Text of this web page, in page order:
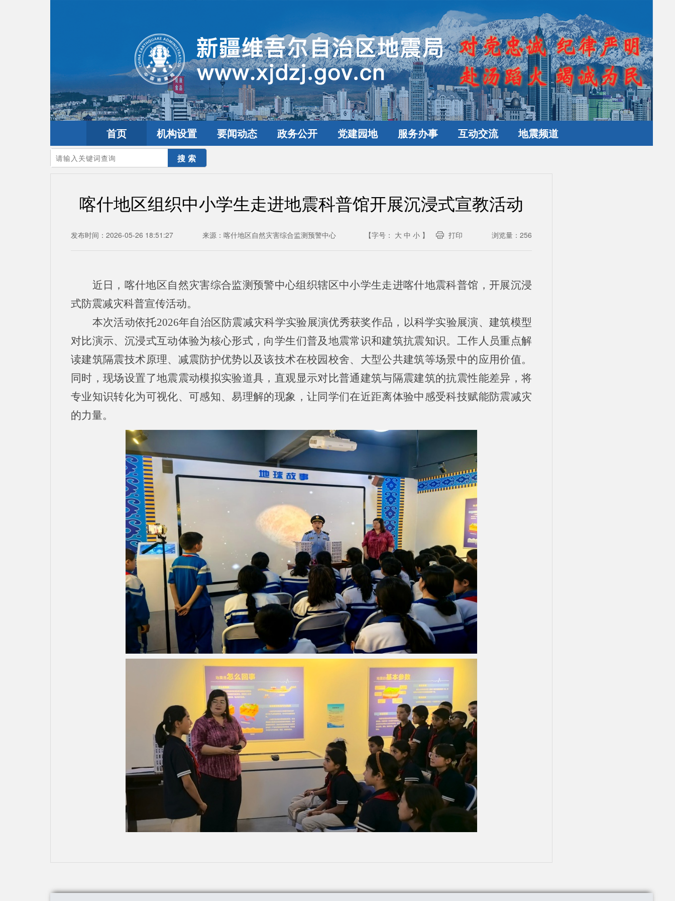
首页 机构设置 要闻动态 政务公开 党建园地 服务办事 互动交流 地震频道
您的当前位置：首页>要闻动态
喀什地区组织中小学生走进地震科普馆开展沉浸式宣教活动
发布时间：2026-05-26 18:51:27 来源： 喀什地区自然灾害综合监测预警中心 【字号： 大 中 小 】 打印 浏览量： 256
近日，喀什地区自然灾害综合监测预警中心组织辖区中小学生走进喀什地震科普馆，开展沉浸
式防震减灾科普宣传活动。
本次活动依托2026年自治区防震减灾科学实验展演优秀获奖作品，以科学实验展演、建筑模型
对比演示、沉浸式互动体验为核心形式，向学生们普及地震常识和建筑抗震知识。工作人员重点解
读建筑隔震技术原理、减震防护优势以及该技术在校园校舍、大型公共建筑等场景中的应用价值。
同时，现场设置了地震震动模拟实验道具，直观显示对比普通建筑与隔震建筑的抗震性能差异，将
专业知识转化为可视化、可感知、易理解的现象，让同学们在近距离体验中感受科技赋能防震减灾
的力量。